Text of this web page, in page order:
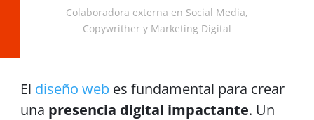
Colaboradora externa en Social Media,
Copywrither y Marketing Digital
El diseño web es fundamental para crear
una presencia digital impactante. Un